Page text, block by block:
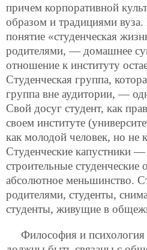
причем корпоративной
образом и традициями вуза.
понятие «студенческая
родителями, — домашнее
отношение к институту
Студенческая группа,
группа вне аудитории, —
Свой досуг студент, как
своем институте
как молодой человек, но не
Студенческие капустники
строительные студенческие
абсолютное меньшинство.
родителями, студенты,
студенты, живущие в
Философия и психология